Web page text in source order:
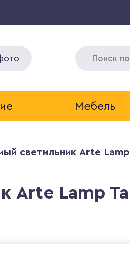
Мебель
светильник Arte
Arte Lamp